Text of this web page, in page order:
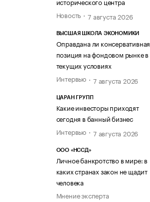
Новость
7 августа 2026
ВЫСШАЯ ШКОЛА ЭКОНОМИКИ
Оправдана ли консервативная
позиция на фондовом рынке в
текущих условиях
Интервью
7 августа 2026
ЦАРАН ГРУПП
Какие инвесторы приходят
сегодня в банный бизнес
Интервью
7 августа 2026
ООО «НССД»
Личное банкротство в мире: в
каких странах закон не щадит
человека
Мнение эксперта